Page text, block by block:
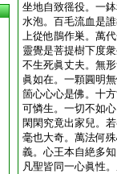
坐地自致徭役。一
水泡。百毛流血是
上從他鵲作巣。萬
靈覺是菩提樹下度
不生死眞丈夫。無
眞如在。一顆圓明
箇心心心是佛。十
可憐生。一切不如
閑閑究竟出家兒。
毫也大奇。萬法何
義。心王本自絶多
凡聖皆同一心眞性